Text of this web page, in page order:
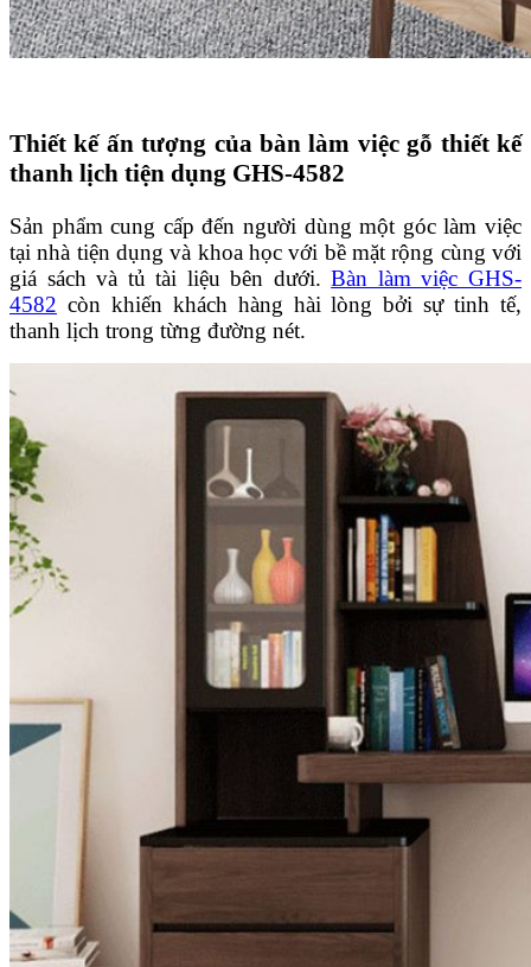
Thiết kế ấn tượng của bàn làm việc gỗ thiết kế
thanh lịch tiện dụng GHS-4582
Sản phẩm cung cấp đến người dùng một góc làm việc
tại nhà tiện dụng và khoa học với bề mặt rộng cùng với
giá sách và tủ tài liệu bên dưới.Bàn làm việc GHS-
4582 còn khiến khách hàng hài lòng bởi sự tinh tế,
thanh lịch trong từng đường nét.